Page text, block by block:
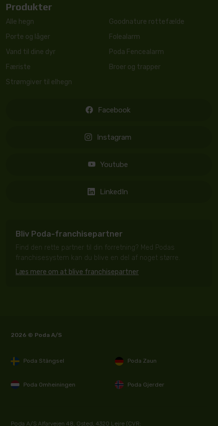
Produkter
Alle hegn
Porte og låger
Vand til dine dyr
Færiste
Strømgiver til elhegn
Goodnature rottefælde
Folealarm
Poda Fencealarm
Broer og trapper
Facebook
Instagram
Youtube
LinkedIn
Bliv Poda-franchisepartner
Find den rette partner til din forretning? Med Podas
franchisesystem kan du blive en del af noget større.
Læs mere om at blive franchisepartner
2026 © Poda A/S
Poda Stängsel Poda Zaun
Poda Omheiningen Poda Gjerder
Poda A/S Alfarvejen 48, Osted, 4320 Lejre (CVR: